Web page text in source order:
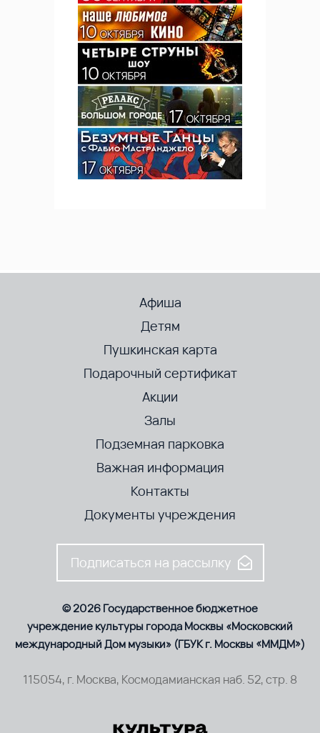
Афиша
Детям
Пушкинская карта
Подарочный сертификат
Акции
Залы
Подземная парковка
Важная информация
Контакты
Документы учреждения
Подписаться на рассылку
© 2026 Государственное бюджетное
учреждение культуры города Москвы «Московский
международный Дом музыки» (ГБУК г. Москвы «ММДМ»)
115054, г. Москва, Космодамианская наб. 52, стр. 8